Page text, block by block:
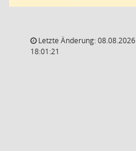
Letzte Änderung: 08.08.2026
18:01:21